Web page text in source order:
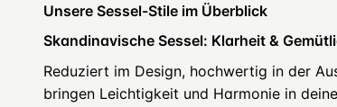
Unsere Sessel-Stile im Überblick
Skandinavische Sessel: Klarheit &
Reduziert im Design, hochwertig in der
bringen Leichtigkeit und Harmonie in